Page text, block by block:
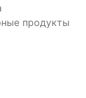
продукты